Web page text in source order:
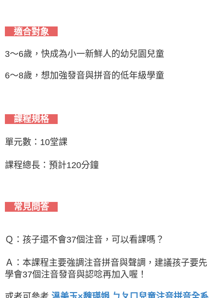
適合對象
3～6歲，快成為小一新鮮人的幼兒園兒童
6～8歲，想加強發音與拼音的低年級學童
課程規格
單元數：10堂課
課程總長：預計120分鐘
常見問答
Ｑ：孩子還不會37個注音，可以看課嗎？
Ａ：本課程主要強調注音拼音與聲調，建議孩子要先
學會37個注音發音與認唸再加入喔！